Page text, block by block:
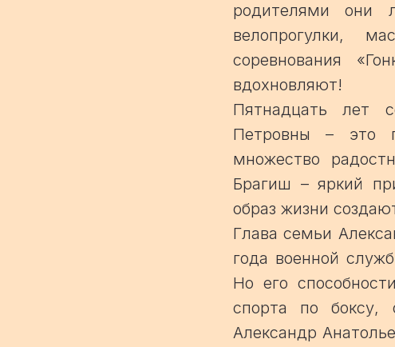
родителями они
велопрогулки,
соревнования
вдохновляют!
Пятнадцать лет
Петровны – это
множество
Брагиш – яркий
образ жизни
Глава семьи
года военной
Но его
спорта по
Александр